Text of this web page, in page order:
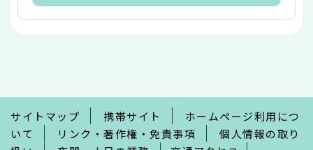
で
サイトマップ 携帯サイト
ホームページ利用につ
いて
リンク・著作権・免責事項
個人情報の取り